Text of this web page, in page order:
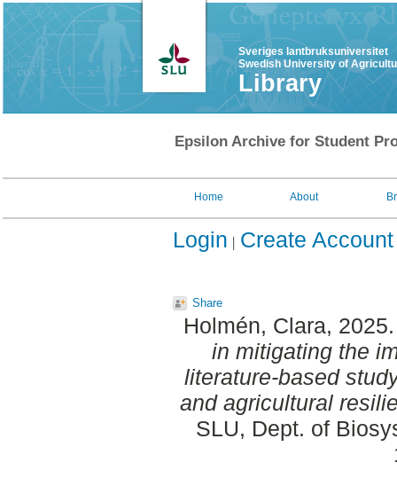
Sveriges lantbruksuniversitet
Swedish University of
Library
Epsilon Archive for Student
Home About
Login Create Account
Share
Holmén, Clara,
in mitigating the
literature-based
and agricultural
SLU, Dept. of